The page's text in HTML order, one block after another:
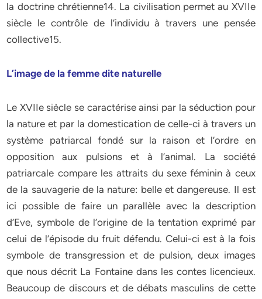
la doctrine chrétienne14. La civilisation permet au XVIIe
siècle le contrôle de l’individu à travers une pensée
collective15.
L’image de la femme dite naturelle
Le XVIIe siècle se caractérise ainsi par la séduction pour
la nature et par la domestication de celle-ci à travers un
système patriarcal fondé sur la raison et l’ordre en
opposition aux pulsions et à l’animal. La société
patriarcale compare les attraits du sexe féminin à ceux
de la sauvagerie de la nature: belle et dangereuse. Il est
ici possible de faire un parallèle avec la description
d’Eve, symbole de l’origine de la tentation exprimé par
celui de l’épisode du fruit défendu. Celui-ci est à la fois
symbole de transgression et de pulsion, deux images
que nous décrit La Fontaine dans les contes licencieux.
Beaucoup de discours et de débats masculins de cette